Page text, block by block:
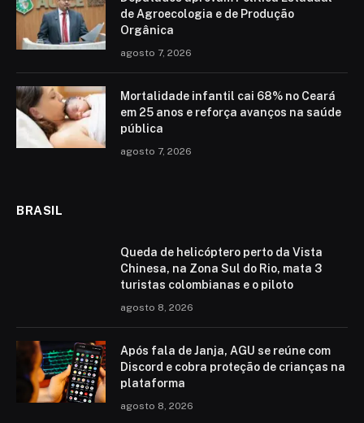
de Agroecologia e de Produção
Orgânica
agosto 7, 2026
Mortalidade infantil cai 68% no Ceará
em 25 anos e reforça avanços na saúde
pública
agosto 7, 2026
BRASIL
Queda de helicóptero perto da Vista
Chinesa, na Zona Sul do Rio, mata 3
turistas colombianas e o piloto
agosto 8, 2026
Após fala de Janja, AGU se reúne com
Discord e cobra proteção de crianças na
plataforma
agosto 8, 2026